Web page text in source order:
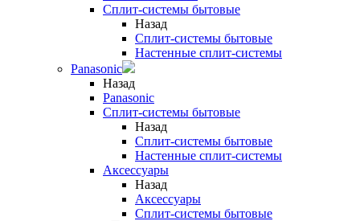
Сплит-системы бытовые
Назад
Сплит-системы бытовые
Настенные сплит-системы
Panasonic
Назад
Panasonic
Сплит-системы бытовые
Назад
Сплит-системы бытовые
Настенные сплит-системы
Аксессуары
Назад
Аксессуары
Сплит-системы бытовые